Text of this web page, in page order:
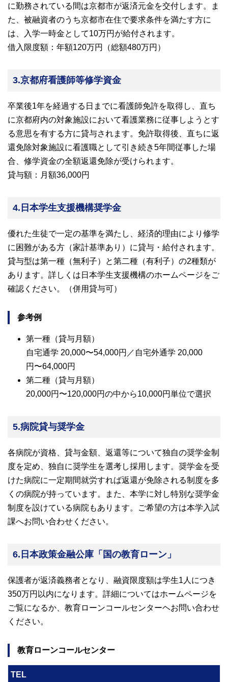
に勤務されている間は京都市が返済元金を交付します。ま
た、被融資者のうち京都市在住で要求条件を満たす方に
は、入学一時金として10万円が給付されます。
借入限度額：年額120万円（総額480万円）
3.京都府看護師等修学資金
卒業後1年を経過する日までに看護師免許を取得し、直ち
に京都府内の対象施設において看護業務に従事しようとす
る意思を有する方に貸与されます。免許取得後、直ちに返
還免除対象施設に看護職として引き続き5年間従事した場
合、修学資金の全額返還免除が受けられます。
貸与額：月額36,000円
4.日本学生支援機構奨学金
優れた生徒で一定の基準を満たし、経済的理由により修学
に困難がある方（家計基準あり）に貸与・給付されます。
貸与型は第一種（無利子）と第二種（有利子）の2種類が
あります。詳しくは日本学生支援機構のホームページをご
確認ください。（併用貸与可）
参考例
第一種（貸与月額）
自宅通学 20,000〜54,000円／自宅外通学 20,000
円〜64,000円
第二種（貸与月額）
20,000円〜120,000円の中から10,000円単位で選択
5.病院貸与奨学金
各病院が資格、貸与金額、返還等について独自の奨学金制
度を定め、独自に奨学生を選考し採用します。奨学金を受
けた病院に一定期間就労すれば返還が免除される制度を多
くの病院が持っています。また、本学に対し特別な奨学金
制度を設けている病院もあります。ご希望の方は本学入試
課へお問い合わせください。
6.日本政策金融公庫「国の教育ローン」
保護者が返済義務者となり、融資限度額は学生1人につき
350万円以内になります。詳細についてはホームページを
ご覧になるか、教育ローンコールセンターヘお問い合わせ
ください。
教育ローンコールセンター
TEL